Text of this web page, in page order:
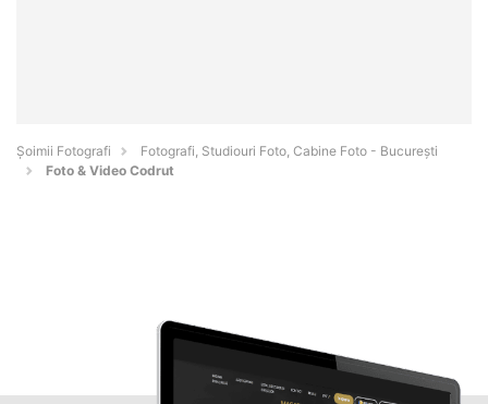
Șoimii Fotografi
Fotografi, Studiouri Foto, Cabine Foto - Bucureşti
Foto & Video Codrut